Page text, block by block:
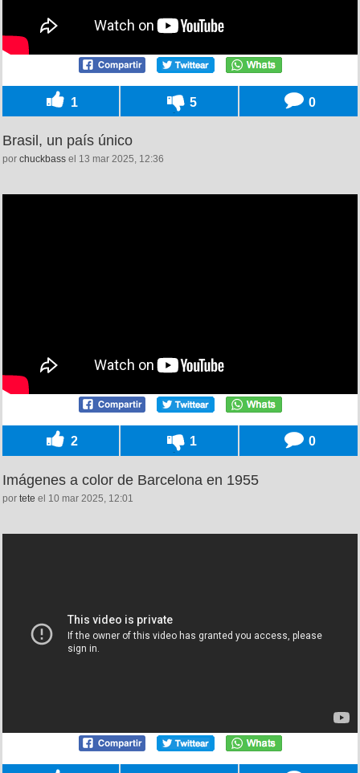
1 5 0
Brasil, un país único
por chuckbass el 13 mar 2025, 12:36
2 1 0
Imágenes a color de Barcelona en 1955
por tete el 10 mar 2025, 12:01